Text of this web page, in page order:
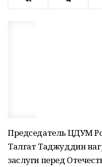
Председатель ЦДУМ
Талгат Таджуддин
заслуги перед